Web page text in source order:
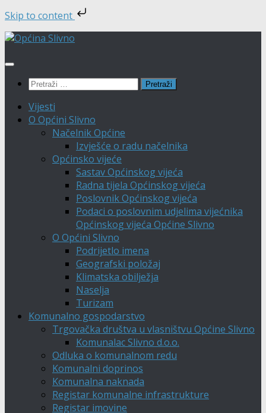
Skip to content
Skip
content
Pretraži:
Vijesti
O Općini Slivno
Načelnik Općine
Izvješće o radu načelnika
Općinsko vijeće
Sastav Općinskog vijeća
Radna tijela Općinskog vijeća
Poslovnik Općinskog vijeća
Podaci o poslovnim udjelima vijećnika
Općinskog vijeća Općine Slivno
O Općini Slivno
Podrijetlo imena
Geografski položaj
Klimatska obilježja
Naselja
Turizam
Komunalno gospodarstvo
Trgovačka društva u vlasništvu Općine Slivno
Komunalac Slivno d.o.o.
Odluka o komunalnom redu
Komunalni doprinos
Komunalna naknada
Registar komunalne infrastrukture
Registar imovine